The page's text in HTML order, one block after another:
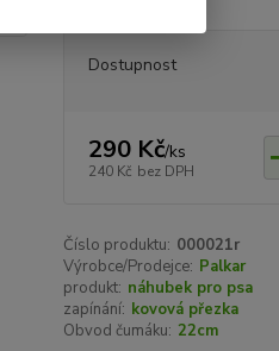
Dostupnost
290 Kč/ks
240 Kč bez DPH
Číslo produktu: 000021r
Výrobce/Prodejce: Palkar
produkt: náhubek pro psa
zapínání: kovová přezka
Obvod čumáku: 22cm